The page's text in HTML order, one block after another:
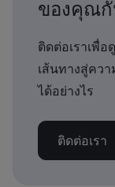
ของคุณกั
ติดต่อเราเพื่
เส้นทางสู่คว
ได้อย่างไร
ติดต่อเรา